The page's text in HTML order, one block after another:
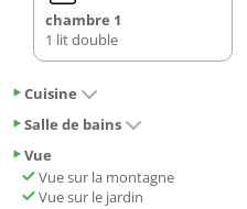
chambre 1
1 lit double
Cuisine
Salle de bains
Vue
Vue sur la montagne
Vue sur le jardin